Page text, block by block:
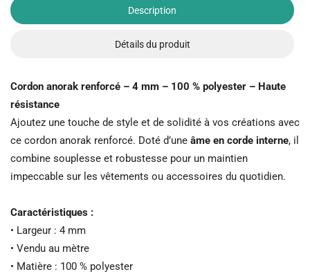
Description
Détails du produit
Cordon anorak renforcé – 4 mm – 100 % polyester – Haute
résistance
Ajoutez une touche de style et de solidité à vos créations avec
ce cordon anorak renforcé. Doté d’une âme en corde interne, il
combine souplesse et robustesse pour un maintien
impeccable sur les vêtements ou accessoires du quotidien.
Caractéristiques :
• Largeur : 4 mm
• Vendu au mètre
• Matière : 100 % polyester